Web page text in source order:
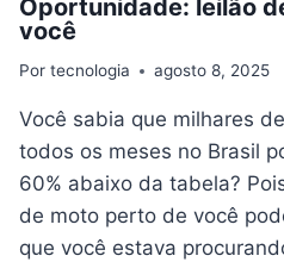
Oportunidade: leilão
você
Por tecnologia agosto 8, 2025
Você sabia que milhares
todos os meses no Brasil
60% abaixo da tabela?
de moto perto de você
que você estava